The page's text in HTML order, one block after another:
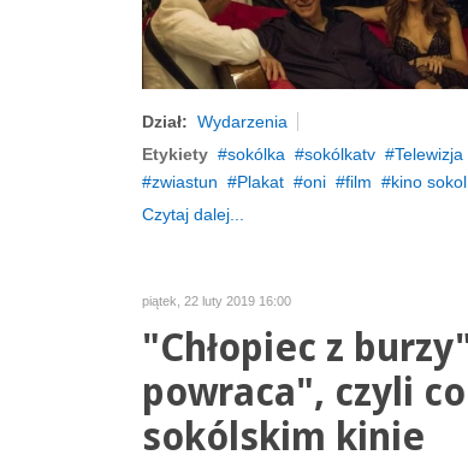
Dział: Wydarzenia
Etykiety
sokólka sokólkatv Telewizja
zwiastun
Plakat oni film
kino
Czytaj dalej...
piątek, 22 luty 2019 16:00
"Chłopiec z
powraca", czyli
sokólskim kinie